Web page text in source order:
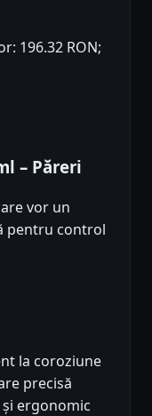
196.32 RON;
– Păreri
vor un
pentru control
la coroziune
precisă
ergonomic